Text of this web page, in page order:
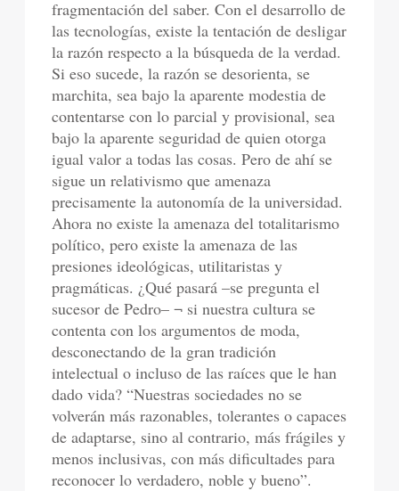
fragmentación del saber. Con el desarrollo de
las tecnologías, existe la tentación de desligar
la razón respecto a la búsqueda de la verdad.
Si eso sucede, la razón se desorienta, se
marchita, sea bajo la aparente modestia de
contentarse con lo parcial y provisional, sea
bajo la aparente seguridad de quien otorga
igual valor a todas las cosas. Pero de ahí se
sigue un relativismo que amenaza
precisamente la autonomía de la universidad.
Ahora no existe la amenaza del totalitarismo
político, pero existe la amenaza de las
presiones ideológicas, utilitaristas y
pragmáticas. ¿Qué pasará –se pregunta el
sucesor de Pedro– ¬ si nuestra cultura se
contenta con los argumentos de moda,
desconectando de la gran tradición
intelectual o incluso de las raíces que le han
dado vida? “Nuestras sociedades no se
volverán más razonables, tolerantes o capaces
de adaptarse, sino al contrario, más frágiles y
menos inclusivas, con más dificultades para
reconocer lo verdadero, noble y bueno”.